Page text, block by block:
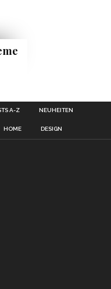
A-Z NEUHEITEN
HOME DESIGN